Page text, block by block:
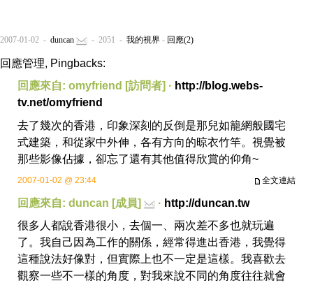
2007-01-02 - duncan - 2051 - 我的視界 - 回應(2)
回應管理, Pingbacks:
回應來自: omyfriend [訪問者] · http://blog.webs-
tv.net/omyfriend
去了幾次的香港，印象深刻的反倒是那兒如籠網般國宅
式建築，和從家中外伸，各有方向的晾衣竹竿。視覺被
那些影像佔據，卻忘了還有其他值得欣賞的仰角~
全文連結
2007-01-02 @ 23:44
回應來自: duncan [成員] · http://duncan.tw
很多人都說香港很小，去個一、兩次差不多也就玩遍
了。我自己因為工作的關係，經常得進出香港，我覺得
這種說法好像對，但實際上也不一定是這樣。我喜歡去
觀察一些不一樣的角度，對我來說不同的角度往往就會